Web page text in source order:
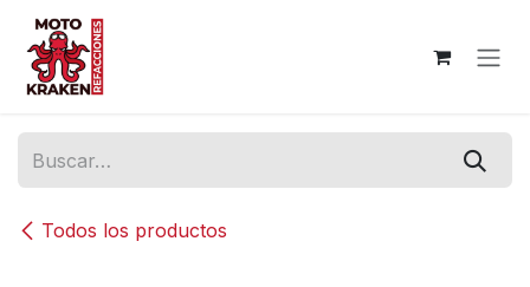
Ir al contenido
Todos los productos